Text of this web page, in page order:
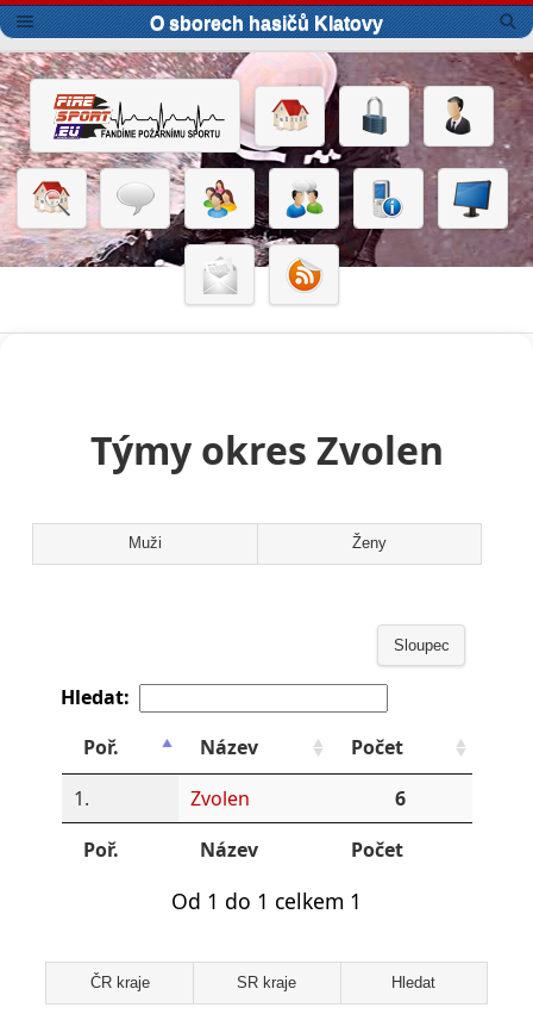
O sborech hasičů Klatovy
Týmy okres Zvolen
Muži Ženy
Sloupec
Hledat:
Poř.
Název
Počet
1.
Zvolen
6
Poř.
Název Počet
Od 1 do 1 celkem 1
ČR kraje SR kraje Hledat